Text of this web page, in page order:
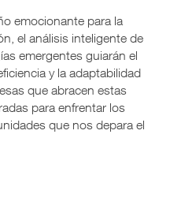
emocionante para la
el análisis inteligente de
emergentes guiarán el
y la adaptabilidad
que abracen estas
para enfrentar los
que nos depara el